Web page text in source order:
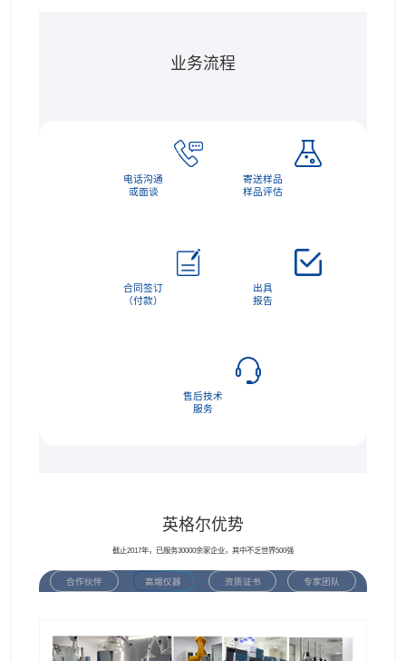
业务流程
电话沟通
或面谈
寄送样品
样品评估
合同签订
（付款）
出具
报告
售后技术
服务
英格尔优势
截止2017年，已服务30000余家企业，其中不乏世界500强
合作伙伴 高端仪器 资质证书 专家团队